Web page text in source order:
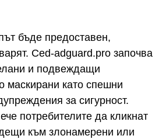
бъде предоставен,
Ced-adguard.pro започва
и подвеждащи
маскирани като спешни
за сигурност.
потребителите да кликнат
към злонамерени или